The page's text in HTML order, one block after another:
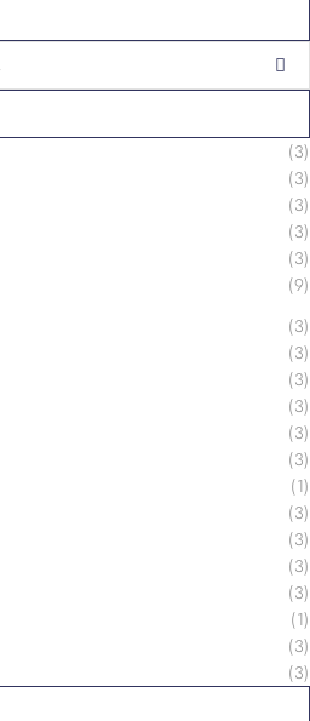
(3)
(3)
(3)
(3)
(3)
(9)
(3)
(3)
(3)
(3)
(3)
(3)
(1)
(3)
(3)
(3)
(3)
(1)
(3)
(3)